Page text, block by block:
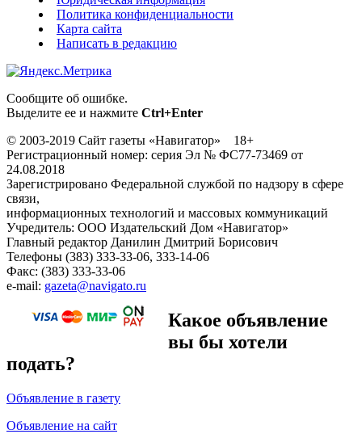
Политика конфиденциальности
Карта сайта
Написать в редакцию
Сообщите об ошибке.
Выделите ее и нажмите Ctrl+Enter
© 2003-2019 Сайт газеты «Навигатор» 18+
Регистрационный номер: серия Эл № ФС77-73469 от
24.08.2018
Зарегистрировано Федеральной службой по надзору в сфере
связи,
информационных технологий и массовых коммуникаций
Учредитель: ООО Издательский Дом «Навигатор»
Главный редактор Данилин Дмитрий Борисович
Телефоны (383) 333-33-06, 333-14-06
Факс: (383) 333-33-06
e-mail: gazeta@navigato.ru
Какое объявление
вы бы хотели
подать?
Объявление в газету
Объявление на сайт